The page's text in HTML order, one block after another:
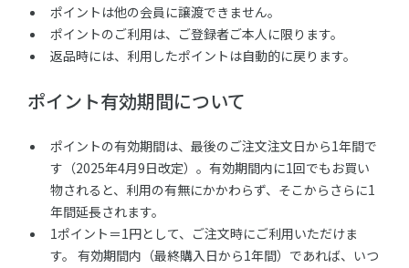
ポイントは他の会員に譲渡できません。
ポイントのご利用は、ご登録者ご本人に限ります。
返品時には、利用したポイントは自動的に戻ります。
ポイント有効期間について
ポイントの有効期間は、最後のご注文注文日から1年間で
す（2025年4月9日改定）。有効期間内に1回でもお買い
物されると、利用の有無にかかわらず、そこからさらに1
年間延長されます。
1ポイント＝1円として、ご注文時にご利用いただけま
す。 有効期間内（最終購入日から1年間）であれば、いつ